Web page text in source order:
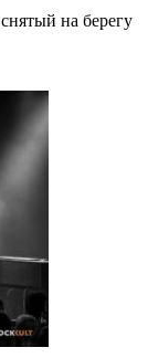
на берегу